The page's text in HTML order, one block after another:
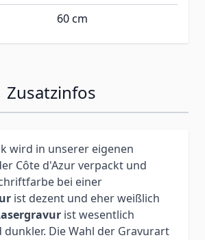
60 cm
Zusatzinfos
wird in unserer eigenen
Côte d'Azur verpackt und
bei einer
ist dezent und eher weißlich
ist wesentlich
Die Wahl der Gravurart